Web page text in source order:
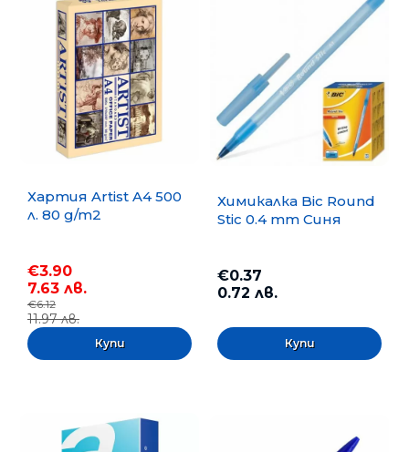
Хартия Artist A4 500
л. 80 g/m2
€3.90
7.63 лв.
€6.12
11.97 лв.
Химикалка Bic Round
Stic 0.4 mm Синя
€0.37
0.72 лв.